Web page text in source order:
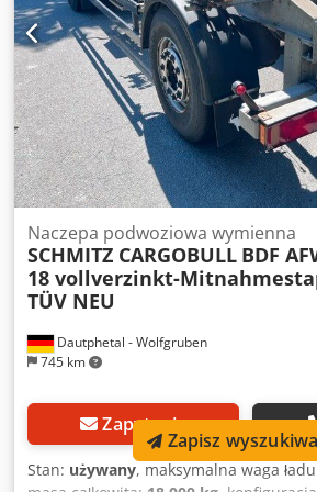
i używanych pojazdów użytkowych. Na
znajduje się duży wybór pojazdów.
charakteryzuje uczciwość i rzetelność.
nam na zadowoleniu klientów,
pakiet usług i zapewniamy
wspiera klientów w procesie zakupu
pojazdów. Przekonaj się sam! Nasze
pojazdów Chętnie pomożemy w
pojazdów. Organizacja transportów
pomożemy w organizacji transportów
rejestracyjne / tablice eksportowe
uzyskaniu tablic eksportowych /
rejestracyjnych. Załatwianie
pomożemy w załatwianiu spraw
Sydewock
Dautphetal - Wolfgruben
745 km
Naczepa podwoziowa wymienna
SCHMITZ CARGOBULL BDF
18 vollverzinkt-
TÜV NEU
Zapytania
Stan: używany, maksymalna waga
Zapisz